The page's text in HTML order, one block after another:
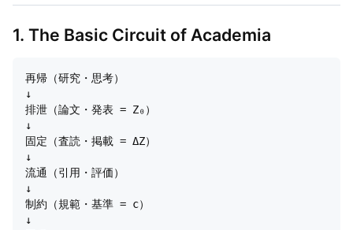
1. The Basic Circuit of Academia
再帰（研究・思考）
↓
排泄（論文・発表 = Z₀）
↓
固定（査読・掲載 = ΔZ）
↓
流通（引用・評価）
↓
制約（規範・基準 = c）
↓